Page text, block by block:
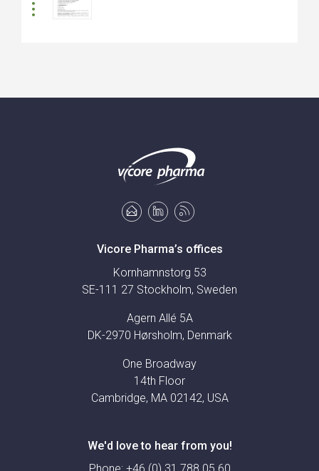
Vicore Pharma’s offices
Kornhamnstorg 53
SE-111 27 Stockholm, Sweden
Agern Allé 5A
DK-2970 Hørsholm, Denmark
One Broadway
14th Floor
Cambridge, MA 02142, USA
We'd love to hear from you!